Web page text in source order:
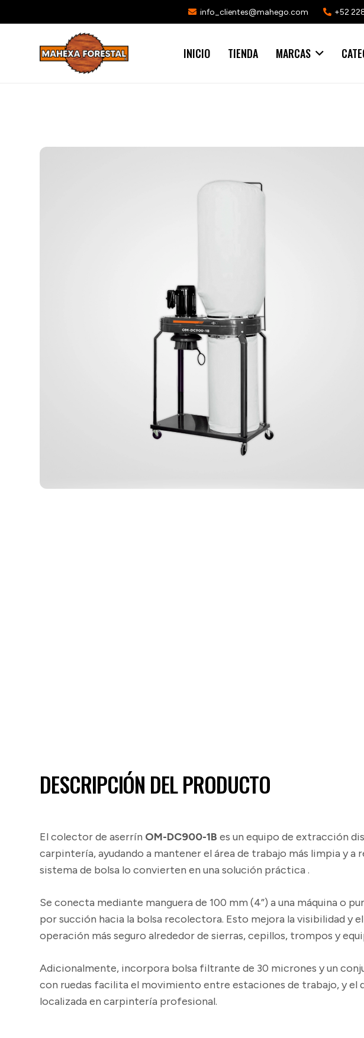
info_clientes@mahego.com +52
INICIO TIENDA MARCAS
DESCRIPCIÓN DEL PRODUCTO
El colector de aserrín OM-DC900-1B es un equipo de extracción
carpintería, ayudando a mantener el área de trabajo más limpia y
sistema de bolsa lo convierten en una solución práctica .
Se conecta mediante manguera de 100 mm (4”) a una máquina
por succión hacia la bolsa recolectora. Esto mejora la visibilidad y
operación más seguro alrededor de sierras, cepillos, trompos y
Adicionalmente, incorpora bolsa filtrante de 30 micrones y un
con ruedas facilita el movimiento entre estaciones de trabajo, y el
localizada en carpintería profesional.